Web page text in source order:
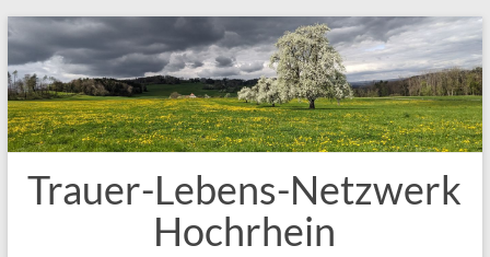
Zum
Inhalt
springen
Trauer-Lebens-Netzwerk
Hochrhein